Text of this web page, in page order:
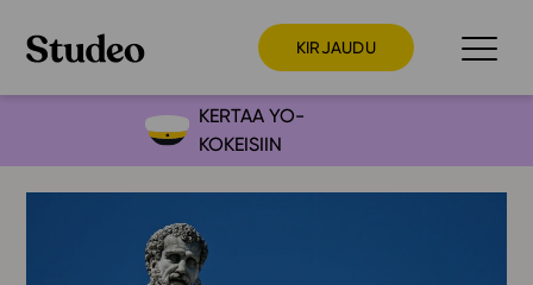
KIRJAUDU
Preppaaja
KERTAA YO-
KOKEISIIN